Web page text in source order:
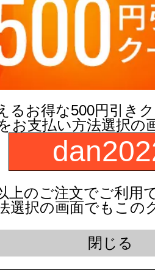
19,305 円(税込)～
【LIXIL】
5,610 円(税抜)～
円(税込)～
るお得な500円引き
お支払い方法選択の
上のご注文でご利用
選択の画面でもこの
閉じる